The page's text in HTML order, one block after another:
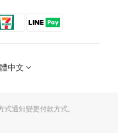
中文
通知變更付款方式。